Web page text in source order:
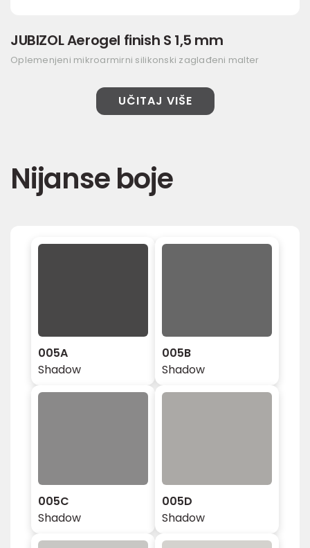
JUBIZOL Aerogel finish S 1,5 mm
Oplemenjeni mikroarmirni silikonski zaglađeni malter
UČITAJ VIŠE
Nijanse boje
005A
Shadow
005B
Shadow
005C
Shadow
005D
Shadow